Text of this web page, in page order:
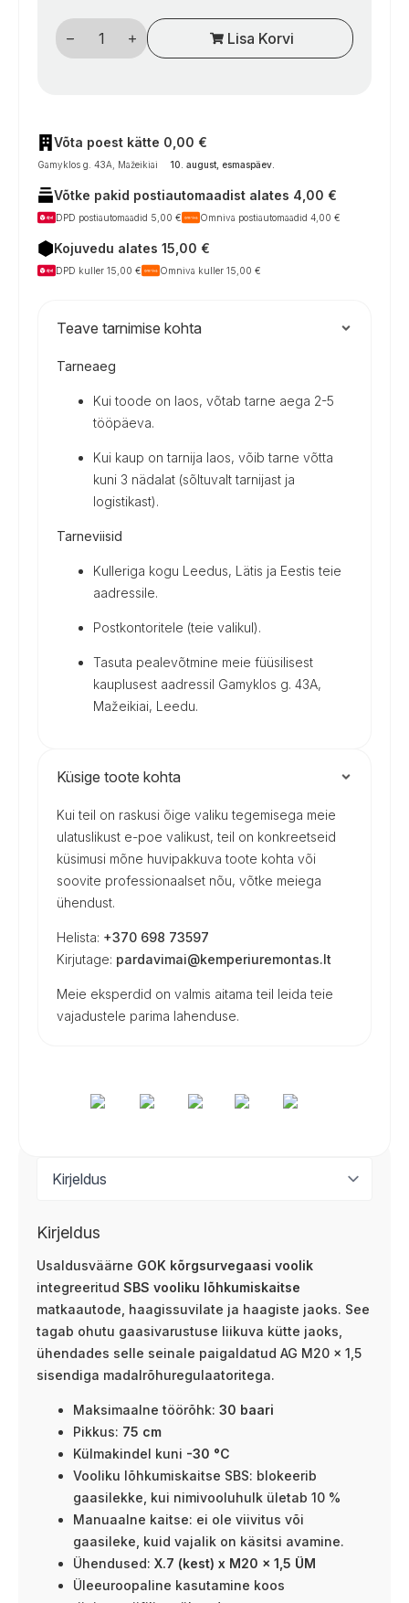
Aukšto
slėgio
dujotiekio
ConnectDrive
X.7
Shell
x
M20x1,5
ÜM
75
cm,
skirta
Lisa Korvi
Võta poest kätte 0,00 €
Gamyklos g. 43A, Mažeikiai 10. august, esmaspäev.
Võtke pakid postiautomaadist alates 4,00 €
DPD postiautomaadid 5,00 € Omniva postiautomaadid 4,00 €
Kojuvedu alates 15,00 €
DPD kuller 15,00 € Omniva kuller 15,00 €
Teave tarnimise kohta
Tarneaeg
Kui toode on laos, võtab tarne aega 2-5
tööpäeva.
Kui kaup on tarnija laos, võib tarne võtta
kuni 3 nädalat (sõltuvalt tarnijast ja
logistikast).
Tarneviisid
Kulleriga kogu Leedus, Lätis ja Eestis teie
aadressile.
Postkontoritele (teie valikul).
Tasuta pealevõtmine meie füüsilisest
kauplusest aadressil Gamyklos g. 43A,
Mažeikiai, Leedu.
Küsige toote kohta
Kui teil on raskusi õige valiku tegemisega meie
ulatuslikust e-poe valikust, teil on konkreetseid
küsimusi mõne huvipakkuva toote kohta või
soovite professionaalset nõu, võtke meiega
ühendust.
Helista: +370 698 73597
Kirjutage: pardavimai@kemperiuremontas.lt
Meie eksperdid on valmis aitama teil leida teie
vajadustele parima lahenduse.
Kirjeldus
Usaldusväärne GOK kõrgsurvegaasi voolik
integreeritud SBS vooliku lõhkumiskaitse
matkaautode, haagissuvilate ja haagiste jaoks. See
tagab ohutu gaasivarustuse liikuva kütte jaoks,
ühendades selle seinale paigaldatud AG M20 x 1,5
sisendiga madalrõhuregulaatoritega.
Maksimaalne töörõhk: 30 baari
Pikkus: 75 cm
Külmakindel kuni -30 °C
Vooliku lõhkumiskaitse SBS: blokeerib
gaasilekke, kui nimivooluhulk ületab 10 %
Manuaalne kaitse: ei ole viivitus või
gaasileke, kuid vajalik on käsitsi avamine.
Ühendused: X.7 (kest) x M20 x 1,5 ÜM
Üleeuroopaline kasutamine koos